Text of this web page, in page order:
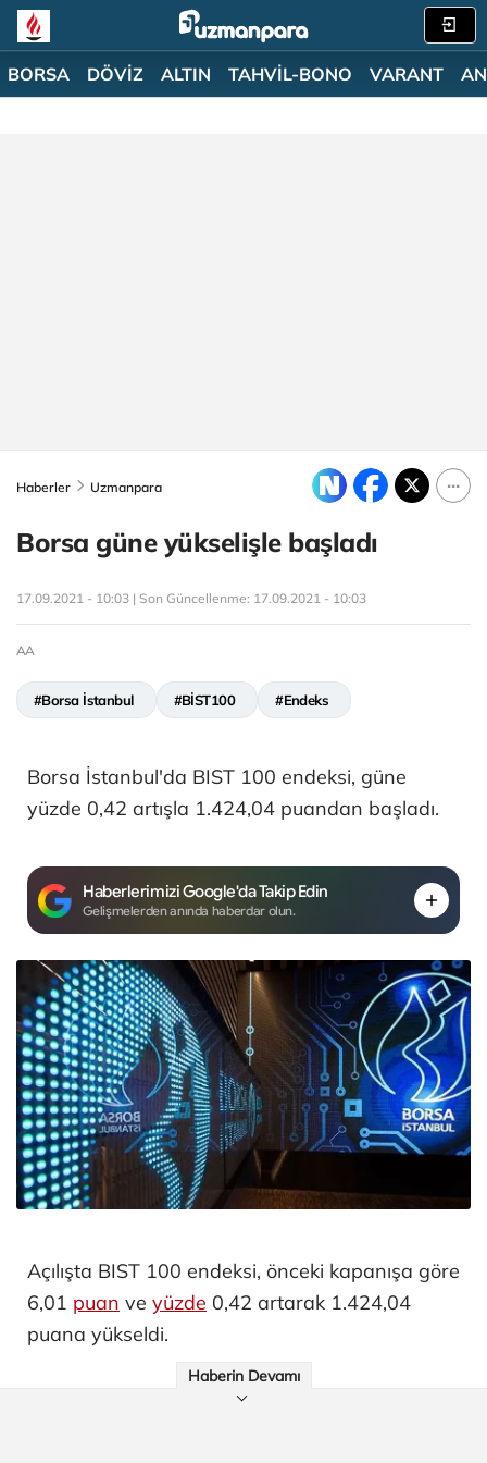
BORSA DÖVİZ ALTIN TAHVİL-BONO VARANT
Haberler Uzmanpara
Borsa güne yükselişle başladı
17.09.2021 - 10:03 | Son Güncellenme: 17.09.2021 - 10:03
AA
#Borsa İstanbul #BİST100 #Endeks
Borsa İstanbul'da BIST 100 endeksi, güne
yüzde 0,42 artışla 1.424,04 puandan başladı.
Haberlerimizi Google'da Takip Edin
Gelişmelerden anında haberdar olun.
Açılışta BIST 100 endeksi, önceki kapanışa göre
6,01 puan ve yüzde 0,42 artarak 1.424,04
puana yükseldi.
Haberin Devamı